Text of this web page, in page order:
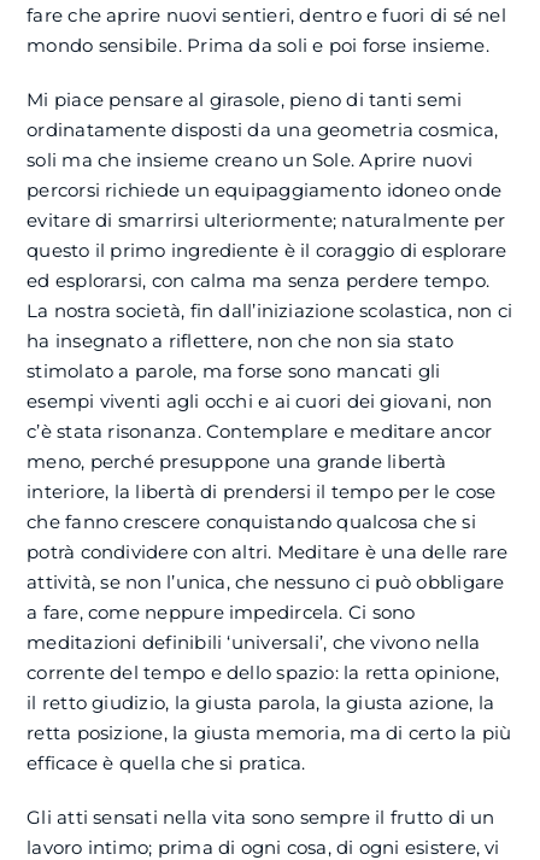
fare che aprire nuovi sentieri, dentro e fuori di sé nel
mondo sensibile. Prima da soli e poi forse insieme.
Mi piace pensare al girasole, pieno di tanti semi
ordinatamente disposti da una geometria cosmica,
soli ma che insieme creano un Sole. Aprire nuovi
percorsi richiede un equipaggiamento idoneo onde
evitare di smarrirsi ulteriormente; naturalmente per
questo il primo ingrediente è il coraggio di esplorare
ed esplorarsi, con calma ma senza perdere tempo.
La nostra società, fin dall’iniziazione scolastica, non ci
ha insegnato a riflettere, non che non sia stato
stimolato a parole, ma forse sono mancati gli
esempi viventi agli occhi e ai cuori dei giovani, non
c’è stata risonanza. Contemplare e meditare ancor
meno, perché presuppone una grande libertà
interiore, la libertà di prendersi il tempo per le cose
che fanno crescere conquistando qualcosa che si
potrà condividere con altri. Meditare è una delle rare
attività, se non l’unica, che nessuno ci può obbligare
a fare, come neppure impedircela. Ci sono
meditazioni definibili ‘universali’, che vivono nella
corrente del tempo e dello spazio: la retta opinione,
il retto giudizio, la giusta parola, la giusta azione, la
retta posizione, la giusta memoria, ma di certo la più
efficace è quella che si pratica.
Gli atti sensati nella vita sono sempre il frutto di un
lavoro intimo; prima di ogni cosa, di ogni esistere, vi